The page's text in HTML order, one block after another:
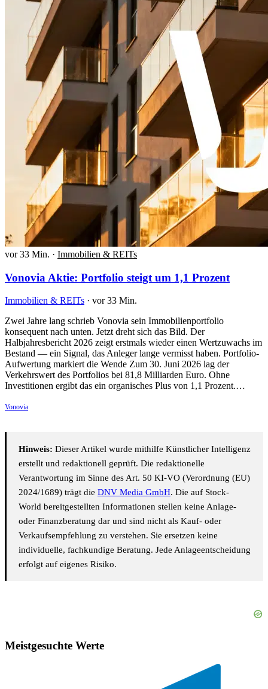
vor 33 Min. · Immobilien & REITs
Vonovia Aktie: Portfolio steigt um 1,1 Prozent
Immobilien & REITs · vor 33 Min.
Zwei Jahre lang schrieb Vonovia sein Immobilienportfolio
konsequent nach unten. Jetzt dreht sich das Bild. Der
Halbjahresbericht 2026 zeigt erstmals wieder einen Wertzuwachs im
Bestand — ein Signal, das Anleger lange vermisst haben. Portfolio-
Aufwertung markiert die Wende Zum 30. Juni 2026 lag der
Verkehrswert des Portfolios bei 81,8 Milliarden Euro. Ohne
Investitionen ergibt das ein organisches Plus von 1,1 Prozent.…
Vonovia
Hinweis: Dieser Artikel wurde mithilfe Künstlicher Intelligenz
erstellt und redaktionell geprüft. Die redaktionelle
Verantwortung im Sinne des Art. 50 KI-VO (Verordnung (EU)
2024/1689) trägt die DNV Media GmbH. Die auf Stock-
World bereitgestellten Informationen stellen keine Anlage-
oder Finanzberatung dar und sind nicht als Kauf- oder
Verkaufsempfehlung zu verstehen. Sie ersetzen keine
individuelle, fachkundige Beratung. Jede Anlageentscheidung
erfolgt auf eigenes Risiko.
Meistgesuchte Werte